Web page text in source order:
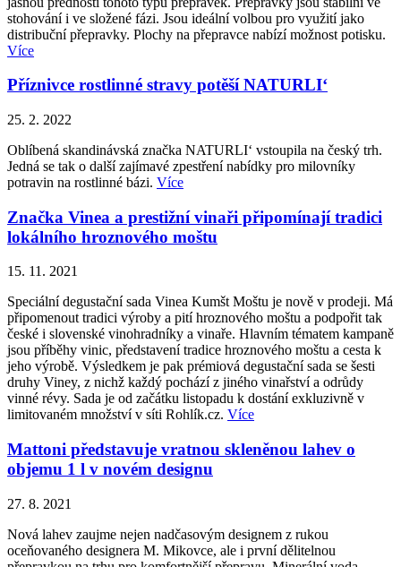
stohování i ve složené fázi. Jsou ideální volbou pro využití jako
distribuční přepravky. Plochy na přepravce nabízí možnost potisku.
Více
Příznivce rostlinné stravy potěší NATURLI‘
25. 2. 2022
Oblíbená skandinávská značka NATURLI‘ vstoupila na český trh.
Jedná se tak o další zajímavé zpestření nabídky pro milovníky
potravin na rostlinné bázi. Více
Značka Vinea a prestižní vinaři připomínají tradici
lokálního hroznového moštu
15. 11. 2021
Speciální degustační sada Vinea Kumšt Moštu je nově v prodeji. Má
připomenout tradici výroby a pití hroznového moštu a podpořit tak
české i slovenské vinohradníky a vinaře. Hlavním tématem kampaně
jsou příběhy vinic, představení tradice hroznového moštu a cesta k
jeho výrobě. Výsledkem je pak prémiová degustační sada se šesti
druhy Viney, z nichž každý pochází z jiného vinařství a odrůdy
vinné révy. Sada je od začátku listopadu k dostání exkluzivně v
limitovaném množství v síti Rohlík.cz. Více
Mattoni představuje vratnou skleněnou lahev o
objemu 1 l v novém designu
27. 8. 2021
Nová lahev zaujme nejen nadčasovým designem z rukou
oceňovaného designera M. Mikovce, ale i první dělitelnou